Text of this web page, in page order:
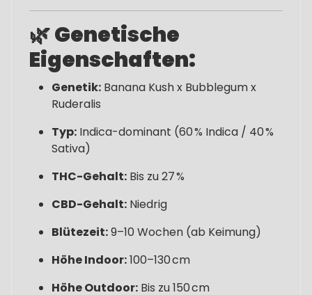
🌿Genetische
Eigenschaften:
Genetik: Banana Kush x Bubblegum x
Ruderalis
Typ: Indica-dominant (60 % Indica / 40 %
Sativa)
THC-Gehalt: Bis zu 27 %
CBD-Gehalt: Niedrig
Blütezeit:9–10 Wochen (ab Keimung)
Höhe Indoor:100–130 cm
Höhe Outdoor: Bis zu 150 cm